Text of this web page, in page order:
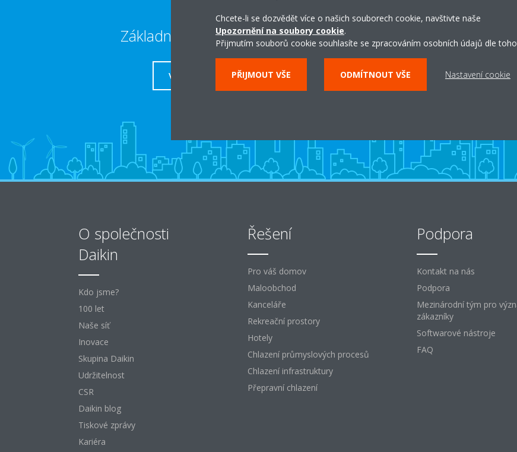
Základní kontakty
VÍCE
Prohlédněte si náš virtuální
showroom
O společnosti
Daikin
Kdo jsme?
100 let
Naše síť
Inovace
Skupina Daikin
Udržitelnost
CSR
Daikin blog
Tiskové zprávy
Kariéra
Řešení
Pro váš domov
Maloobchod
Kanceláře
Rekreační prostory
Hotely
Chlazení průmyslových procesů
Chlazení infrastruktury
Přepravní chlazení
Podpora
Kontakt na nás
Podpora
Mezinárodní tým pro
zákazníky
Softwarové nástroje
FAQ
Chcete-li se dozvědět více o našich souborech cookie, navštivte naše
Upozornění na soubory cookie.
Přijmutím souborů cookie souhlasíte se zpracováním osobních údajů dle
PŘIJMOUT VŠE ODMÍTNOUT VŠE Nastavení cookie